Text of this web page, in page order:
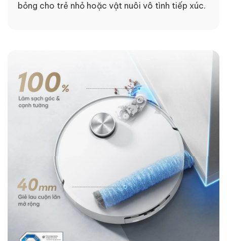
bỏng cho trẻ nhỏ hoặc vật nuôi vô tình tiếp xúc.